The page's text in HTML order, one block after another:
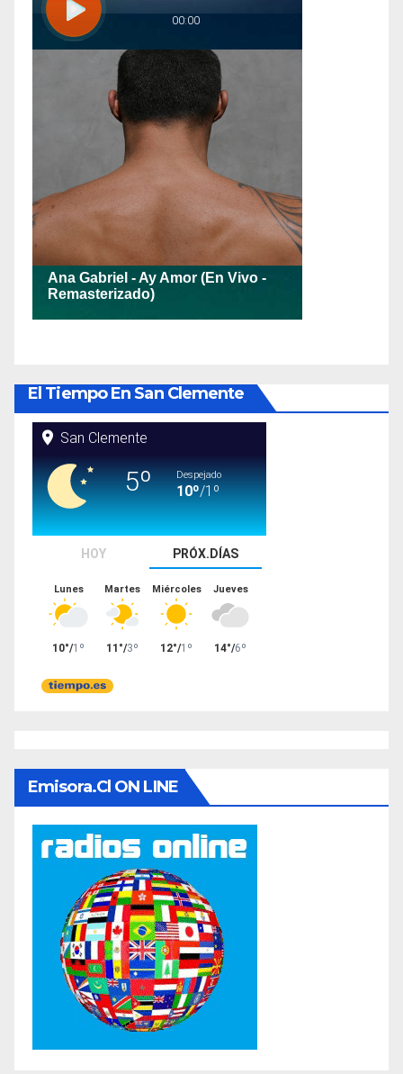
El Tiempo En San Clemente
Emisora.cl ON LINE